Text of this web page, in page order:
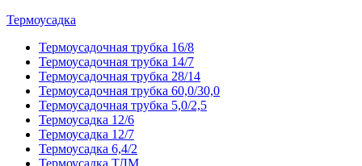
Термоусадка
Термоусадочная трубка 16/8
Термоусадочная трубка 14/7
Термоусадочная трубка 28/14
Термоусадочная трубка 60,0/30,0
Термоусадочная трубка 5,0/2,5
Термоусадка 12/6
Термоусадка 12/7
Термоусадка 6,4/2
Термоусадка ТДМ